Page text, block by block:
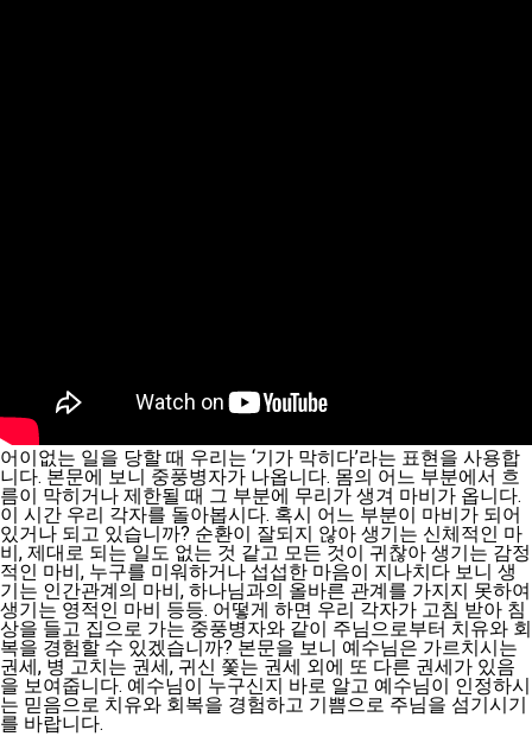
어이없는 일을 당할 때 우리는 ‘기가 막히다’라는 표현을 사용합
니다. 본문에 보니 중풍병자가 나옵니다. 몸의 어느 부분에서 흐
름이 막히거나 제한될 때 그 부분에 무리가 생겨 마비가 옵니다.
이 시간 우리 각자를 돌아봅시다. 혹시 어느 부분이 마비가 되어
있거나 되고 있습니까? 순환이 잘되지 않아 생기는 신체적인 마
비, 제대로 되는 일도 없는 것 같고 모든 것이 귀찮아 생기는 감정
적인 마비, 누구를 미워하거나 섭섭한 마음이 지나치다 보니 생
기는 인간관계의 마비, 하나님과의 올바른 관계를 가지지 못하여
생기는 영적인 마비 등등. 어떻게 하면 우리 각자가 고침 받아 침
상을 들고 집으로 가는 중풍병자와 같이 주님으로부터 치유와 회
복을 경험할 수 있겠습니까? 본문을 보니 예수님은 가르치시는
권세, 병 고치는 권세, 귀신 쫓는 권세 외에 또 다른 권세가 있음
을 보여줍니다. 예수님이 누구신지 바로 알고 예수님이 인정하시
는 믿음으로 치유와 회복을 경험하고 기쁨으로 주님을 섬기시기
를 바랍니다.